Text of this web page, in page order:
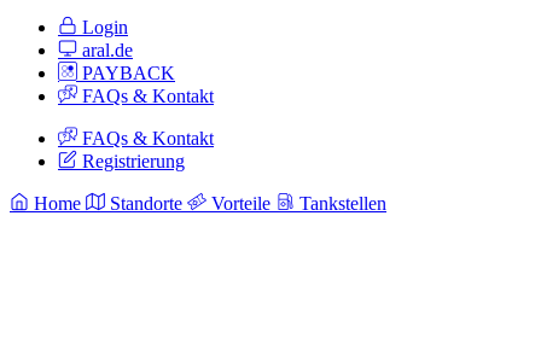
Login
aral.de
PAYBACK
FAQs & Kontakt
FAQs & Kontakt
Registrierung
Home Standorte Vorteile Tankstellen